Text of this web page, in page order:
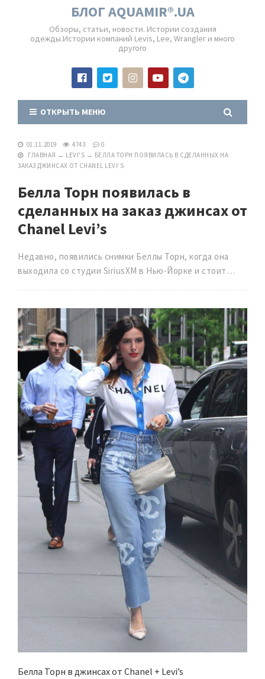
БЛОГ AQUAMIR®.UA
Обзоры, статьи, новости. Истории создания
одежды.Истории компаний Levis, Lee, Wrangler и много
другого
ОТКРЫТЬ МЕНЮ
01.11.2019 4743
0
ГЛАВНАЯ → LEVI'S → БЕЛЛА ТОРН ПОЯВИЛАСЬ В СДЕЛАННЫХ НА
ЗАКАЗ ДЖИНСАХ ОТ CHANEL LEVI’S
Белла Торн появилась в
сделанных на заказ джинсах от
Chanel Levi’s
Недавно, появились снимки Беллы Торн, когда она
выходила со студии SiriusXM в Нью-Йорке и стоит…
Белла Торн в джинсах от Chanel + Levi’s